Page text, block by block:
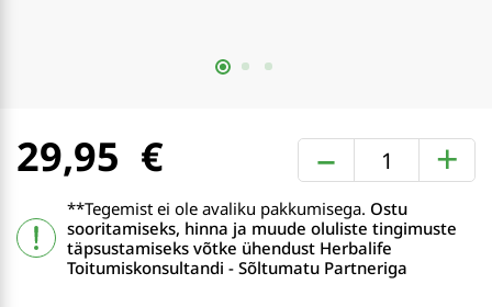
29,95 – +
**Tegemist ei ole avaliku pakkumisega. Ostu
sooritamiseks, hinna ja muude oluliste tingimuste
täpsustamiseks võtke ühendust Herbalife
Toitumiskonsultandi - Sõltumatu Partneriga